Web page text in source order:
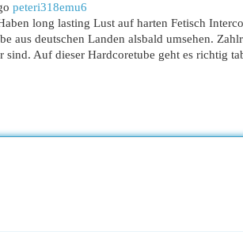
peteri318emu6
long lasting Lust auf harten Fetisch
aus deutschen Landen alsbald umsehen.
sind. Auf dieser Hardcoretube geht es richtig